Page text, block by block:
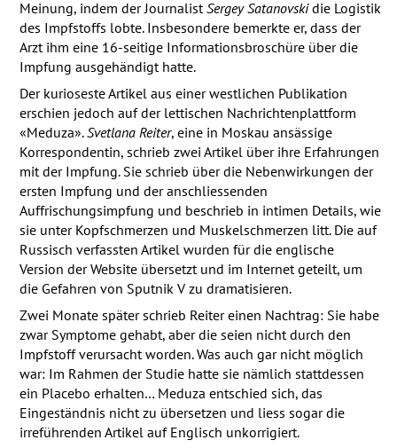
Meinung, indem der Journalist Sergey Satanovskidie Logistik
des Impfstoffs lobte. Insbesondere bemerkte er, dass der
Arzt ihm eine 16-seitige Informationsbroschüre über die
Impfung ausgehändigt hatte.
Der kurioseste Artikel aus einer westlichen Publikation
erschien jedoch auf der lettischen Nachrichtenplattform
«Meduza».Svetlana Reiter, eine in Moskau ansässige
Korrespondentin, schrieb zwei Artikel über ihre Erfahrungen
mit der Impfung. Sie schrieb über die Nebenwirkungen der
ersten Impfung und der anschliessenden
Auffrischungsimpfung und beschrieb in intimen Details, wie
sie unter Kopfschmerzen und Muskelschmerzen litt. Die auf
Russisch verfassten Artikel wurden für die englische
Version der Website übersetzt und im Internet geteilt, um
die Gefahren von Sputnik V zu dramatisieren.
Zwei Monate später schrieb Reiter einen Nachtrag: Sie habe
zwar Symptome gehabt, aber die seien nicht durch den
Impfstoff verursacht worden. Was auch gar nicht möglich
war: Im Rahmen der Studie hatte sie nämlich stattdessen
ein Placebo erhalten… Meduza entschied sich, das
Eingeständnis nicht zu übersetzen und liess sogar die
irreführenden Artikel auf Englisch unkorrigiert.